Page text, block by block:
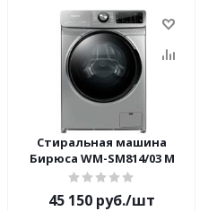
Стиральная машина
Бирюса WM-SM814/03 M
45 150 руб./шт